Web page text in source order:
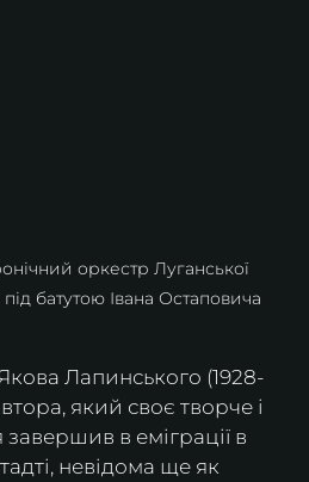
оркестр Луганської
батутою Івана Остаповича
Якова Лапинського (1928-
який своє творче і
завершив в еміграції в
невідома ще як